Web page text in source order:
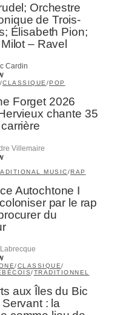
Orchestre
de Trois-
Élisabeth Pion;
– Ravel
Cardin
/CLASSIQUE/POP
Forget 2026
Hervieux chante 35
Villemaire
MUSIC/RAP
Autochtone I
par le rap
du
/CLASSIQUE/
/TRADITIONNEL
aux Îles du Bic
Servant : la